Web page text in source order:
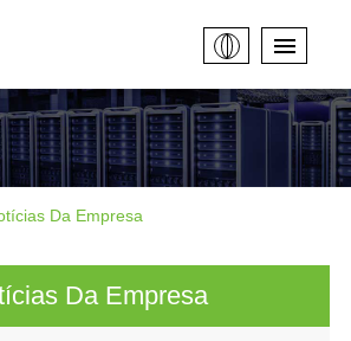
Da Empresa
Da Empresa